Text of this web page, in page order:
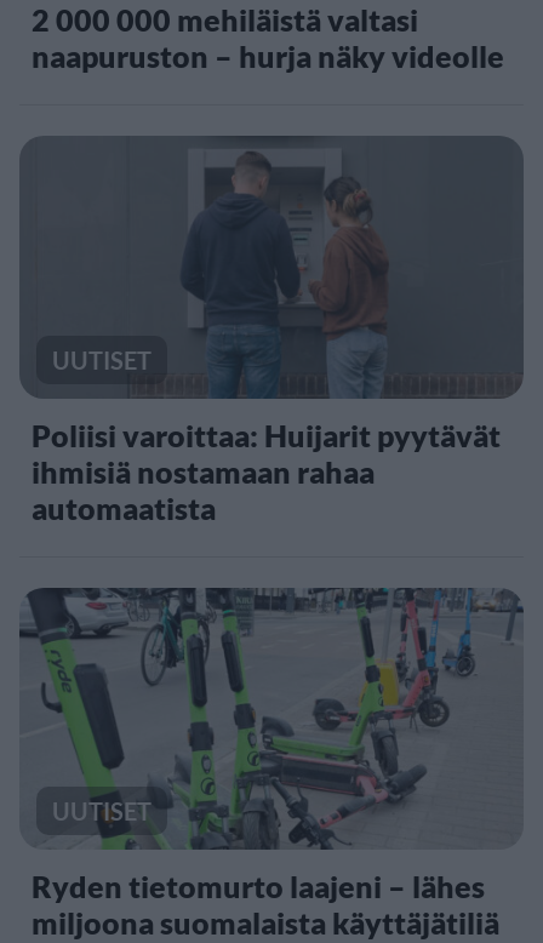
2 000 000 mehiläistä valtasi
naapuruston – hurja näky videolle
UUTISET
Poliisi varoittaa: Huijarit pyytävät
ihmisiä nostamaan rahaa
automaatista
UUTISET
Ryden tietomurto laajeni – lähes
miljoona suomalaista käyttäjätiliä